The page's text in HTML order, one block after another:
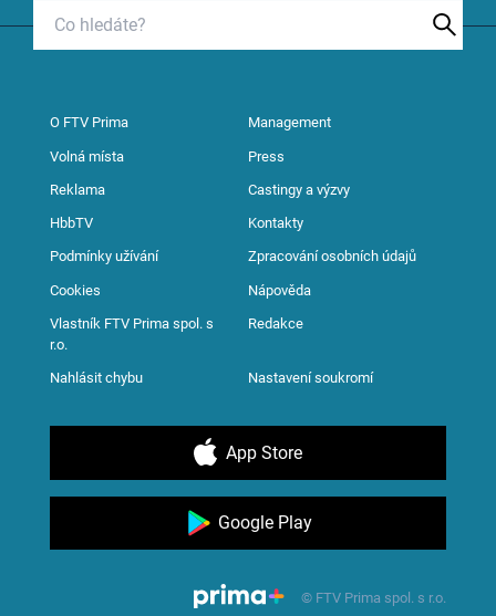
O FTV Prima Management
Volná místa Press
Reklama Castingy a výzvy
HbbTV Kontakty
Podmínky užívání Zpracování osobních údajů
Cookies Nápověda
Vlastník FTV Prima spol. s
r.o.
Redakce
Nahlásit chybu Nastavení soukromí
App Store
Google Play
© FTV Prima spol. s r.o.